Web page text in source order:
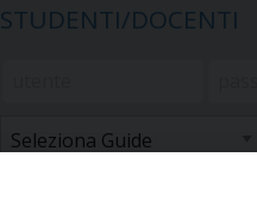
STUDENTI/DOCENTI